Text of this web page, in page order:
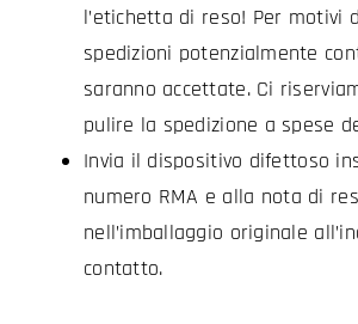
l’etichetta di reso! Per motivi
spedizioni potenzialmente
saranno accettate. Ci
pulire la spedizione a spese
Invia il dispositivo difettoso
numero RMA e alla nota di
nell’imballaggio originale
contatto.